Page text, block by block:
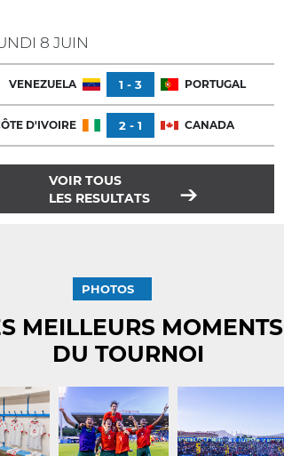
8 JUIN
VENEZUELA 1 - 3 PORTUGAL
D'IVOIRE 2 - 1 CANADA
VOIR TOUS
LES RESULTATS
PHOTOS
MEILLEURS MOMENTS
DU TOURNOI